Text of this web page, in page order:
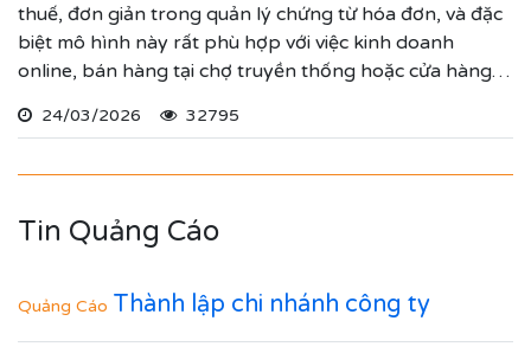
thuế, đơn giản trong quản lý chứng từ hóa đơn, và đặc
biệt mô hình này rất phù hợp với việc kinh doanh
online, bán hàng tại chợ truyền thống hoặc cửa hàng
24/03/2026 32795
Tin Quảng Cáo
Quảng Cáo Thành lập chi nhánh công ty